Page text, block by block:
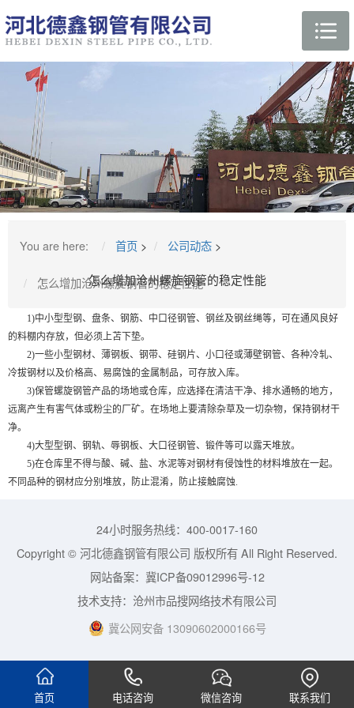
You are here: 首页 > 公司动态 >
怎么增加沧州螺旋钢管的稳定性能
怎么增加沧州螺旋钢管的稳定性能
1)中小型型钢、盘条、钢筋、中口径钢管、钢丝及钢丝绳等，可在通风良好
的料棚内存放，但必须上苫下垫。
2)一些小型钢材、薄钢板、钢带、硅钢片、小口径或薄壁钢管、各种冷轧、
冷拔钢材以及价格高、易腐蚀的金属制品，可存放入库。
3)保管螺旋钢管产品的场地或仓库，应选择在清洁干净、排水通畅的地方，
远离产生有害气体或粉尘的厂矿。在场地上要清除杂草及一切杂物，保持钢材干
净。
4)大型型钢、钢轨、辱钢板、大口径钢管、锻件等可以露天堆放。
5)在仓库里不得与酸、碱、盐、水泥等对钢材有侵蚀性的材料堆放在一起。
不同品种的钢材应分别堆放，防止混淆，防止接触腐蚀.
24小时服务热线：400-0017-160
Copyright © 河北德鑫钢管有限公司 版权所有 All Right Reserved.
网站备案： 冀ICP备09012996号-12
技术支持： 沧州市品搜网络技术有限公司
冀公网安备 13090602000166号
首页 电话咨询 微信咨询 联系我们